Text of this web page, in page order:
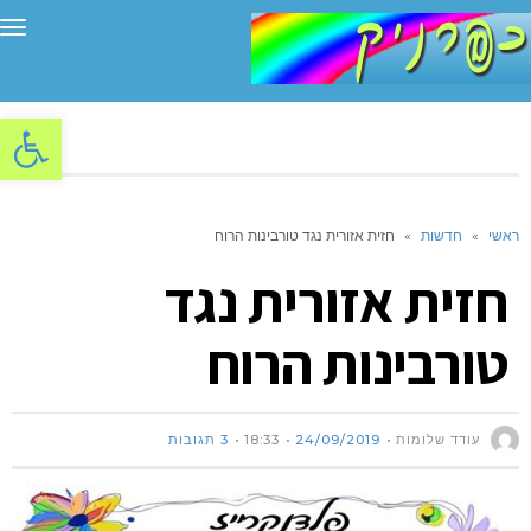
ראשי » חדשות » חזית אזורית נגד טורבינות הרוח
חזית אזורית נגד
טורבינות הרוח
עודד שלומות 24/09/2019
18:33 3 תגובות
פתח